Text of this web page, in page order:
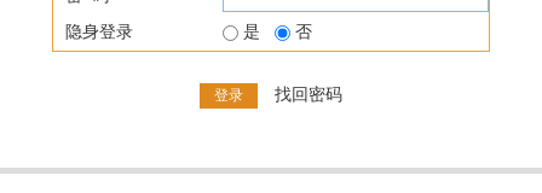
隐身登录
是 否
找回密码